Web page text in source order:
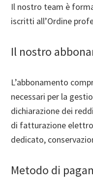
Il nostro team è
iscritti all’Ordine
Il nostro
L’abbonamento
necessari per la
dichiarazione dei
di fatturazione
dedicato,
Metodo di